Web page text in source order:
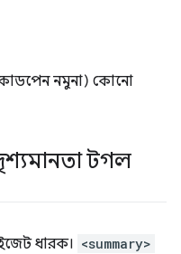
নমুনা) কোনো
টগল
ধারক। <summary>